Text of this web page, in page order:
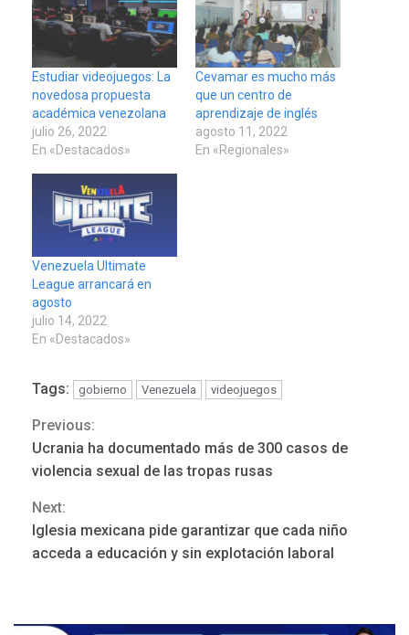
Estudiar videojuegos: La
novedosa propuesta
académica venezolana
julio 26, 2022
En «Destacados»
Cevamar es mucho más
que un centro de
aprendizaje de inglés
agosto 11, 2022
En «Regionales»
Venezuela Ultimate
League arrancará en
agosto
julio 14, 2022
En «Destacados»
Tags: gobierno Venezuela videojuegos
Continue
Reading
Previous:
Ucrania ha documentado más de 300 casos de
violencia sexual de las tropas rusas
Next:
Iglesia mexicana pide garantizar que cada niño
acceda a educación y sin explotación laboral
ÚLTIMA HORA
Hutíes de Yemen dicen que